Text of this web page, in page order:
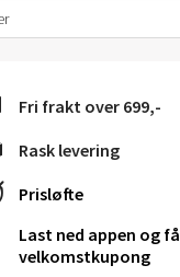
Fri frakt over 699,-
Rask levering
Prisløfte
Last ned appen og få
velkomstkupong
Moldetorget
Molde
10-18